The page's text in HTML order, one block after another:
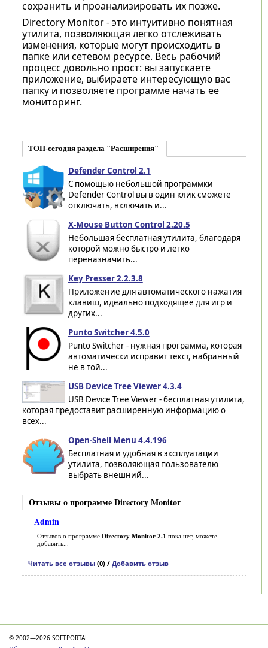
сохранить и проанализировать их позже.
Directory Monitor - это интуитивно понятная
утилита, позволяющая легко отслеживать
изменения, которые могут происходить в
папке или сетевом ресурсе. Весь рабочий
процесс довольно прост: вы запускаете
приложение, выбираете интересующую вас
папку и позволяете программе начать ее
мониторинг.
ТОП-сегодня раздела "Расширения"
Defender Control 2.1
С помощью небольшой программки
Defender Control вы в один клик сможете
отключать, включать и...
X-Mouse Button Control 2.20.5
Небольшая бесплатная утилита, благодаря
которой можно быстро и легко
переназначить...
Key Presser 2.2.3.8
Приложение для автоматического нажатия
клавиш, идеально подходящее для игр и
других...
Punto Switcher 4.5.0
Punto Switcher - нужная программа, которая
автоматически исправит текст, набранный
не в той...
USB Device Tree Viewer 4.3.4
USB Device Tree Viewer - бесплатная утилита,
которая предоставит расширенную информацию о
всех...
Open-Shell Menu 4.4.196
Бесплатная и удобная в эксплуатации
утилита, позволяющая пользователю
выбрать внешний...
Отзывы о программе Directory Monitor
Admin
Отзывов о программе Directory Monitor 2.1 пока нет, можете
добавить...
Читать все отзывы(0) / Добавить отзыв
© 2002—2026 SOFTPORTAL